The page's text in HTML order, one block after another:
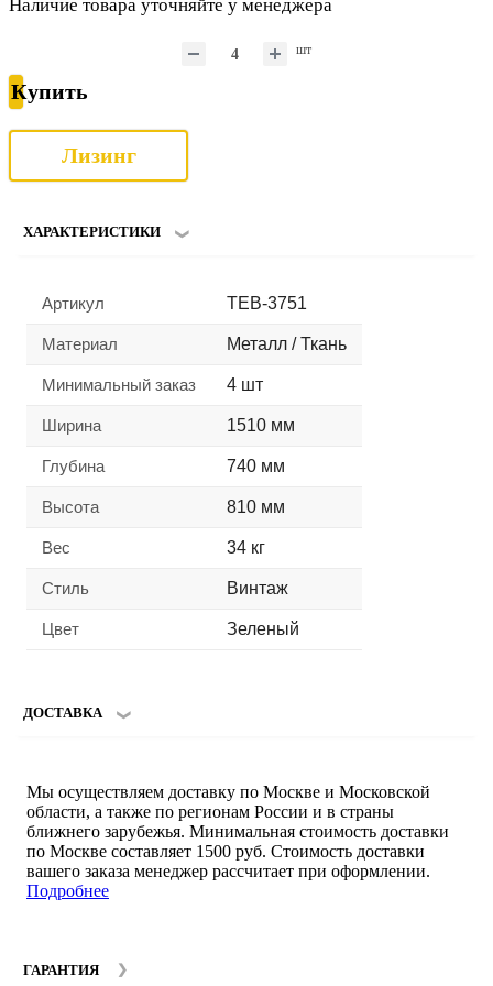
Наличие товара уточняйте у менеджера
шт
Купить
Лизинг
ХАРАКТЕРИСТИКИ
Артикул TEB-3751
Материал Металл / Ткань
Минимальный заказ 4 шт
Ширина 1510 мм
Глубина 740 мм
Высота 810 мм
Вес 34 кг
Стиль Винтаж
Цвет Зеленый
ДОСТАВКА
Мы осуществляем доставку по Москве и Московской
области, а также по регионам России и в страны
ближнего зарубежья. Минимальная стоимость доставки
по Москве составляет 1500 руб. Стоимость доставки
вашего заказа менеджер рассчитает при оформлении.
Подробнее
ГАРАНТИЯ